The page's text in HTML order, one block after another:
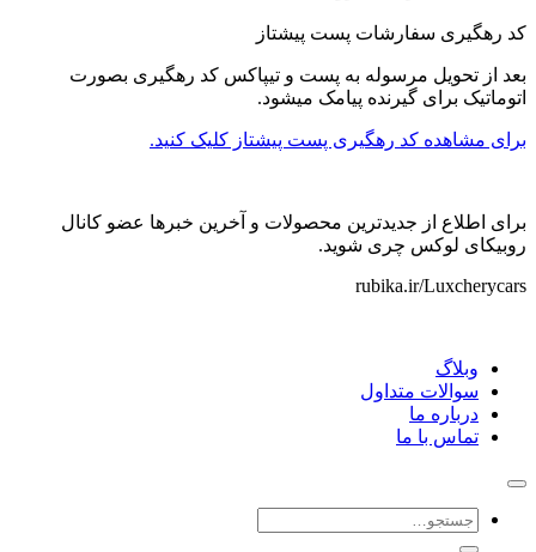
کد رهگیری سفارشات پست پیشتاز
بعد از تحویل مرسوله به پست و تیپاکس کد رهگیری بصورت
اتوماتیک برای گیرنده پیامک میشود.
برای مشاهده کد رهگیری پست پیشتاز کلیک کنید.
برای اطلاع از جدیدترین محصولات و آخرین خبرها عضو کانال
روبیکای لوکس چری شوید.
rubika.ir/Luxcherycars
وبلاگ
سوالات متداول
درباره ما
تماس با ما
جستجو